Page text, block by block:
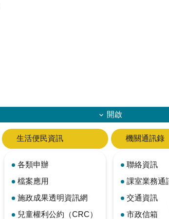
開啟
生活便民資訊
各類申辦
檔案應用
施政成果透明資訊網
兒童權利公約（CRC）
機關通訊錄
聯絡資訊
課室業務通
交通資訊
市政信箱